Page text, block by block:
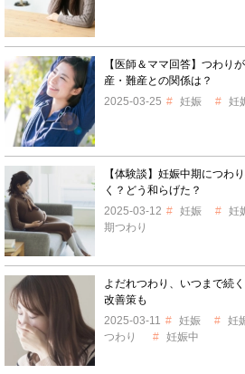
【医師＆ママ回答】つわり
産・難産との関係は？
2025-03-25
妊娠 妊
【体験談】妊娠中期につわ
く？どう和らげた？
2025-03-12
妊娠 妊
期つわり
よだれつわり、いつまで続
改善策も
2025-03-11
妊娠 妊
つわり
妊娠中